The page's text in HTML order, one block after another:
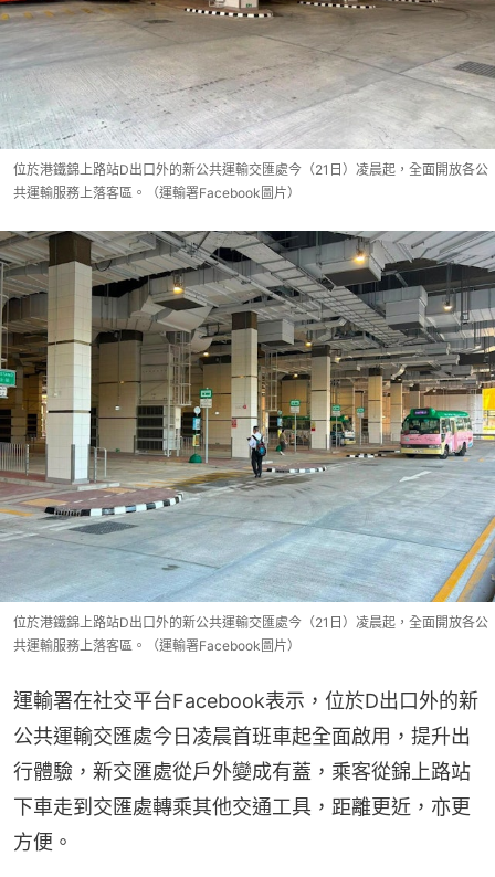
位於港鐵錦上路站D出口外的新公共運輸交匯處今（21日）凌晨起，全面開放各公
共運輸服務上落客區。（運輸署Facebook圖片）
位於港鐵錦上路站D出口外的新公共運輸交匯處今（21日）凌晨起，全面開放各公
共運輸服務上落客區。（運輸署Facebook圖片）
運輸署在社交平台Facebook表示，位於D出口外的新
公共運輸交匯處今日凌晨首班車起全面啟用，提升出
行體驗，新交匯處從戶外變成有蓋，乘客從錦上路站
下車走到交匯處轉乘其他交通工具，距離更近，亦更
方便。